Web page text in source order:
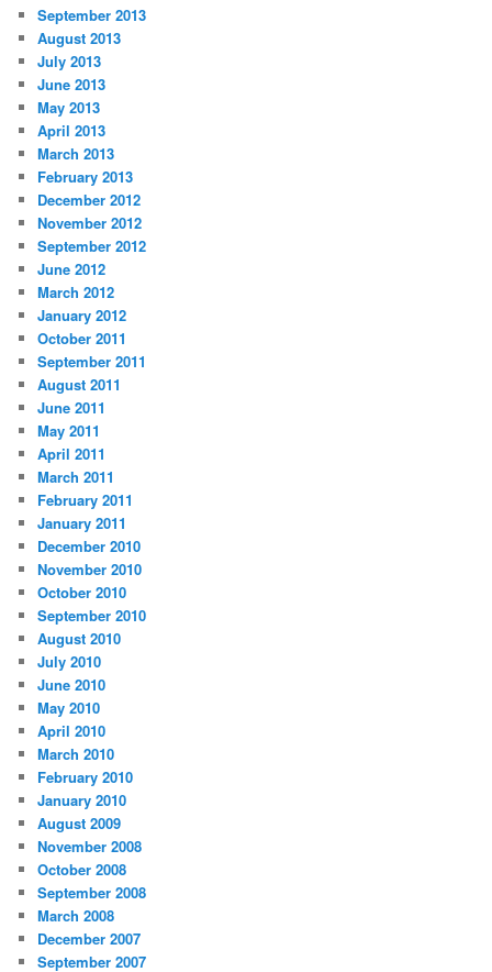
September 2013
August 2013
July 2013
June 2013
May 2013
April 2013
March 2013
February 2013
December 2012
November 2012
September 2012
June 2012
March 2012
January 2012
October 2011
September 2011
August 2011
June 2011
May 2011
April 2011
March 2011
February 2011
January 2011
December 2010
November 2010
October 2010
September 2010
August 2010
July 2010
June 2010
May 2010
April 2010
March 2010
February 2010
January 2010
August 2009
November 2008
October 2008
September 2008
March 2008
December 2007
September 2007